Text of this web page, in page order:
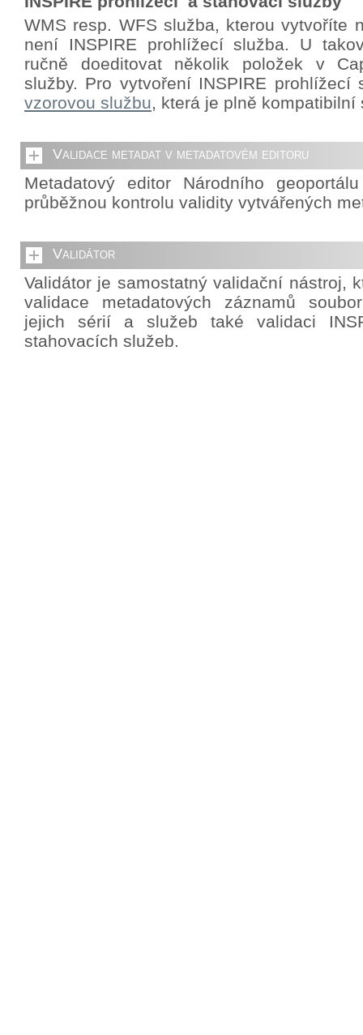
WMS resp. WFS služba, kterou vytvoříte
není INSPIRE prohlížecí služba. U
ručně doeditovat několik položek v
služby. Pro vytvoření INSPIRE prohlížecí
vzorovou službu, která je plně kompatibilní
Validace metadat v metadatovém editoru
Metadatový editor Národního
průběžnou kontrolu validity vytvářených
Validátor
Validátor je samostatný validační nástroj,
validace metadatových záznamů
jejich sérií a služeb také validaci
stahovacích služeb.